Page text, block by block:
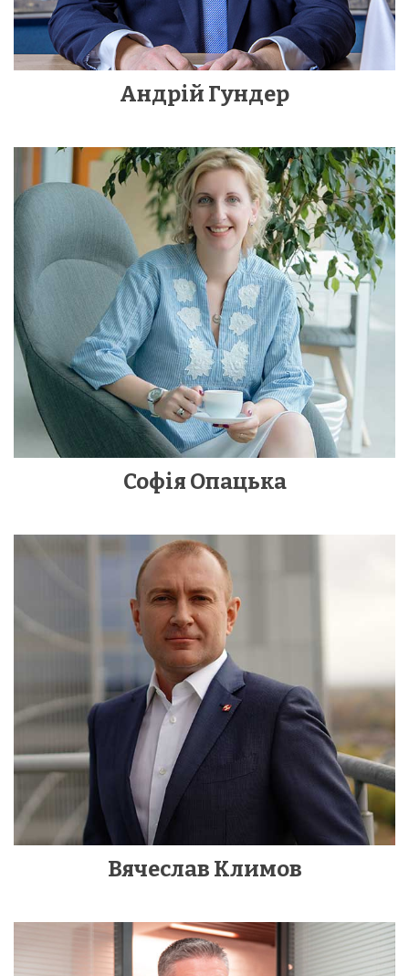
Андрій Гундер
Софія Опацька
Вячеслав Климов